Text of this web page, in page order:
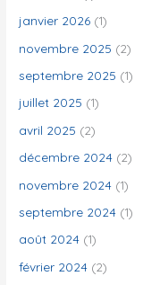
h
:
janvier 2026 (1)
novembre 2025 (2)
septembre 2025 (1)
juillet 2025 (1)
avril 2025 (2)
décembre 2024 (2)
novembre 2024 (1)
septembre 2024 (1)
août 2024 (1)
février 2024 (2)